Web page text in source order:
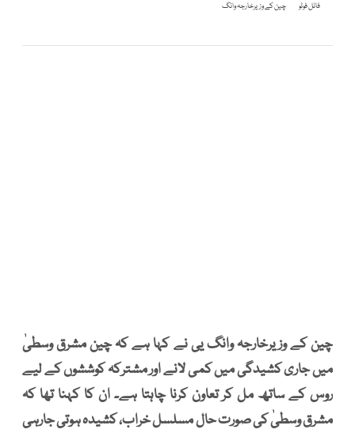
فائل فوٹو چین کے وزیرخارجہ وانگ
چین کے وزیرخارجہ وانگ یی نے کہا ہے کہ چین مشرق وسطیٰ
میں جاری کشیدگی میں کمی لانے اور مشترکہ کوششوں کے لیے
روس کے ساتھ مل کر تعاون کرنا چاہتا ہے۔ ان کا کہنا تھا کہ
مشرق وسطیٰ کی صورت حال مسلسل خراب، کشیدہ ہوتی جارہی